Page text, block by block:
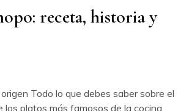
receta, historia y
Todo lo que debes saber sobre el
platos más famosos de la cocina